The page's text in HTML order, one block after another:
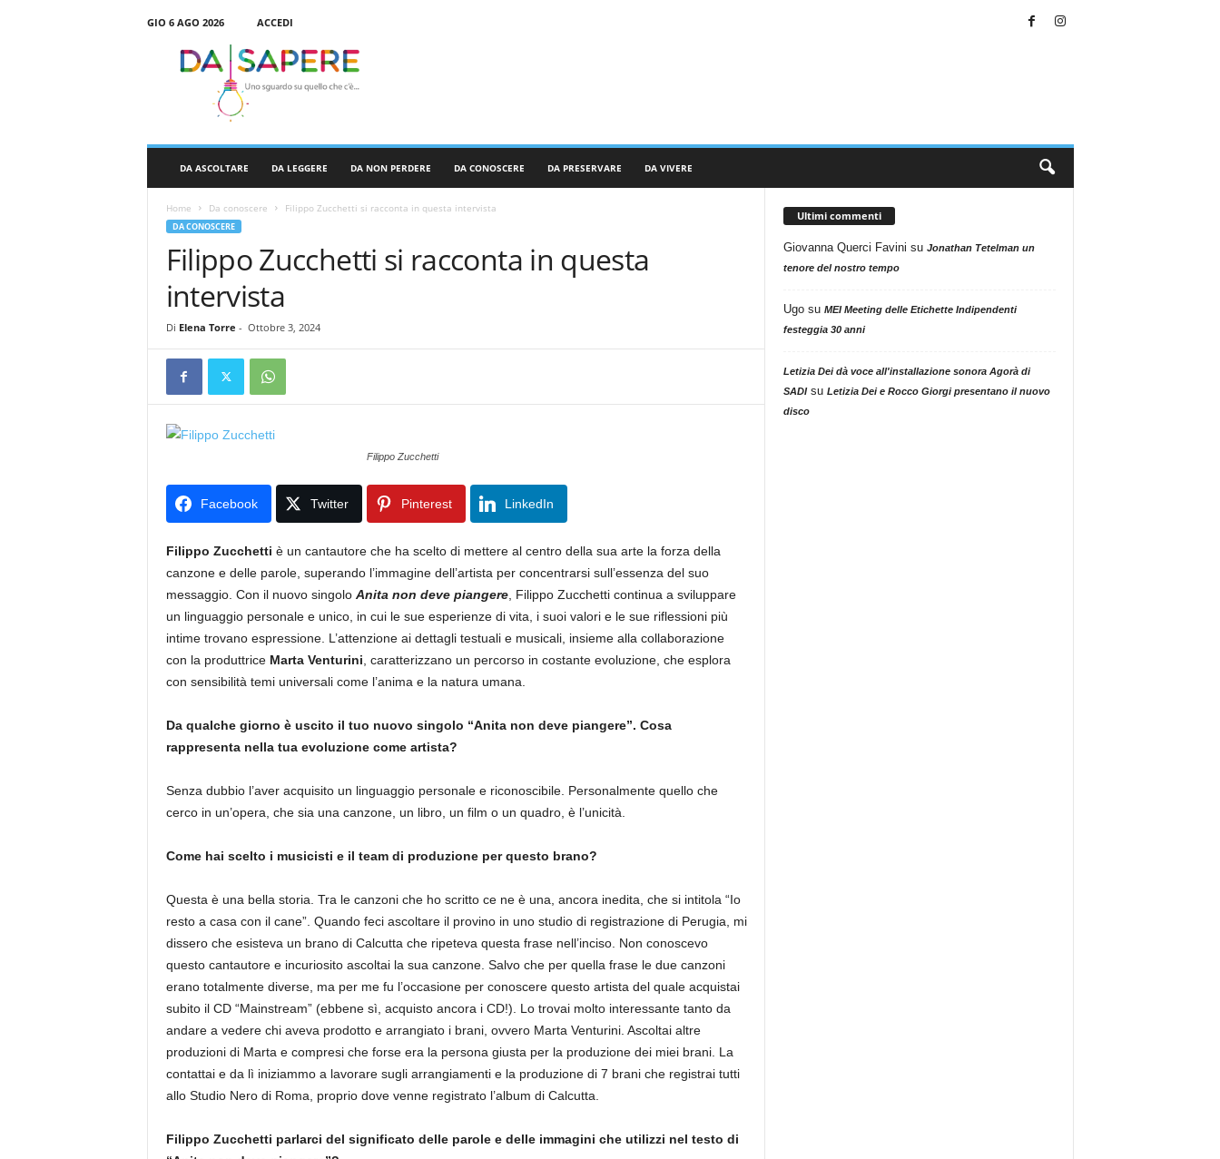
GIO 6 AGO 2026
ACCEDI
DA ASCOLTARE DA LEGGERE DA NON PERDERE DA CONOSCERE DA PRESERVARE DA VIVERE
Home Da conoscere Filippo Zucchetti si racconta in questa intervista
DA CONOSCERE
Filippo Zucchetti si racconta in questa
intervista
Di Elena Torre - Ottobre 3, 2024
Filippo Zucchetti
Facebook Twitter Pinterest LinkedIn
Filippo Zucchetti è un cantautore che ha scelto di mettere al centro della sua arte la forza della
canzone e delle parole, superando l’immagine dell’artista per concentrarsi sull’essenza del suo
messaggio. Con il nuovo singolo Anita non deve piangere, Filippo Zucchetti continua a sviluppare
un linguaggio personale e unico, in cui le sue esperienze di vita, i suoi valori e le sue riflessioni più
intime trovano espressione. L’attenzione ai dettagli testuali e musicali, insieme alla collaborazione
con la produttrice Marta Venturini , caratterizzano un percorso in costante evoluzione, che esplora
con sensibilità temi universali come l’anima e la natura umana.
Da qualche giorno è uscito il tuo nuovo singolo “Anita non deve piangere”. Cosa
rappresenta nella tua evoluzione come artista?
Senza dubbio l’aver acquisito un linguaggio personale e riconoscibile. Personalmente quello che
cerco in un’opera, che sia una canzone, un libro, un film o un quadro, è l’unicità.
Come hai scelto i musicisti e il team di produzione per questo brano?
Questa è una bella storia. Tra le canzoni che ho scritto ce ne è una, ancora inedita, che si intitola “Io
resto a casa con il cane”. Quando feci ascoltare il provino in uno studio di registrazione di Perugia, mi
dissero che esisteva un brano di Calcutta che ripeteva questa frase nell’inciso. Non conoscevo
questo cantautore e incuriosito ascoltai la sua canzone. Salvo che per quella frase le due canzoni
erano totalmente diverse, ma per me fu l’occasione per conoscere questo artista del quale acquistai
subito il CD “Mainstream” (ebbene sì, acquisto ancora i CD!). Lo trovai molto interessante tanto da
andare a vedere chi aveva prodotto e arrangiato i brani, ovvero Marta Venturini. Ascoltai altre
produzioni di Marta e compresi che forse era la persona giusta per la produzione dei miei brani. La
contattai e da lì iniziammo a lavorare sugli arrangiamenti e la produzione di 7 brani che registrai tutti
allo Studio Nero di Roma, proprio dove venne registrato l’album di Calcutta.
Filippo Zucchetti parlarci del significato delle parole e delle immagini che utilizzi nel testo di
Ultimi commenti
Giovanna Querci Favini su Jonathan Tetelman un
tenore del nostro tempo
Ugosu MEI Meeting delle Etichette Indipendenti
festeggia 30 anni
Letizia Dei dà voce all'installazione sonora Agorà di
SADIsu Letizia Dei e Rocco Giorgi presentano il nuovo
disco